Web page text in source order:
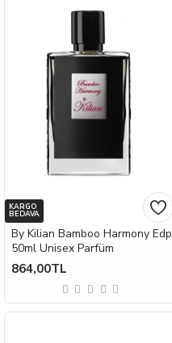
KARGO
BEDAVA
By Kilian Bamboo Harmony Edp
50ml Unisex Parfüm
864,00TL